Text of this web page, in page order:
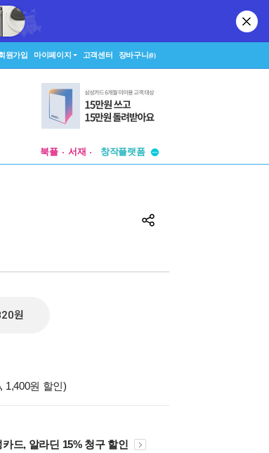
원가입 마이페이지 고객센터 장바구니(0)
북플 서재
창작플랫폼
원
1,400원 할인)
드, 알라딘 15% 청구 할인